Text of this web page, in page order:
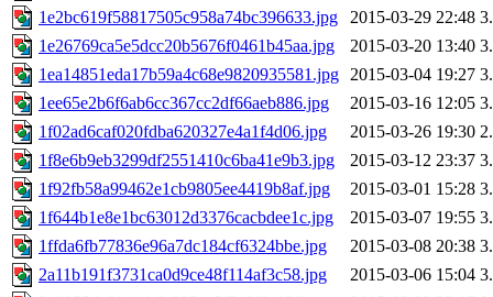
1e2bc619f58817505c958a74bc396633.jpg
2015-03-29 22:48
1e26769ca5e5dcc20b5676f0461b45aa.jpg
2015-03-20 13:40
1ea14851eda17b59a4c68e9820935581.jpg 2015-03-04 19:27
1ee65e2b6f6ab6cc367cc2df66aeb886.jpg
2015-03-16 12:05
1f02ad6caf020fdba620327e4a1f4d06.jpg
2015-03-26 19:30
1f8e6b9eb3299df2551410c6ba41e9b3.jpg
2015-03-12 23:37
1f92fb58a99462e1cb9805ee4419b8af.jpg
2015-03-01 15:28
1f644b1e8e1bc63012d3376cacbdee1c.jpg
2015-03-07 19:55
1ffda6fb77836e96a7dc184cf6324bbe.jpg
2015-03-08 20:38
2a11b191f3731ca0d9ce48f114af3c58.jpg
2015-03-06 15:04